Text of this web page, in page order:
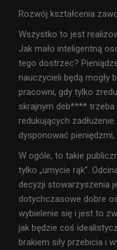
Rozwój kształcenia
Wszystko to jest
Jak mało inteligentną
tego dostrzec?
nauczycieli będą mogły
pracowni, gdy tylko
skrajnym deb**** trzeba
redukujących
dysponować
W ogóle, to takie
tylko „umycie rąk”.
decyzji stowarzyszenia
dotychczasowe dobre
wybielenie się i jest to
jak będzie coś
brakiem siły przebicia i